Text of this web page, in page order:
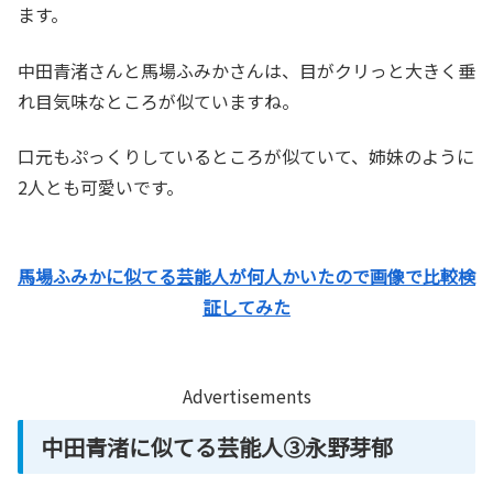
ます。
中田青渚さんと馬場ふみかさんは、目がクリっと大きく垂
れ目気味なところが似ていますね。
口元もぷっくりしているところが似ていて、姉妹のように
2人とも可愛いです。
馬場ふみかに似てる芸能人が何人かいたので画像で比較検
証してみた
Advertisements
中田青渚に似てる芸能人③永野芽郁